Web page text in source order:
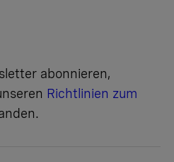
abonnieren,
Richtlinien zum